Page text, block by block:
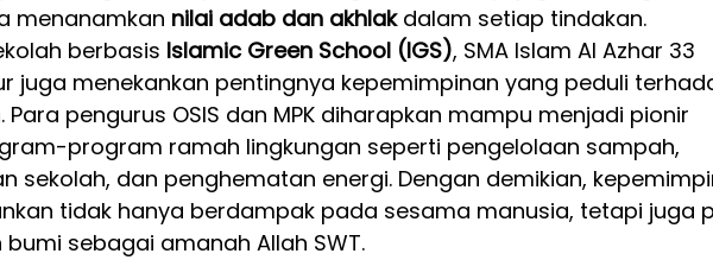
menanamkan nilai adab dan akhlak dalam setiap tindakan.
berbasis Islamic Green School (IGS), SMA Islam Al Azhar 33
juga menekankan pentingnya kepemimpinan yang peduli
Para pengurus OSIS dan MPK diharapkan mampu menjadi pionir
program ramah lingkungan seperti pengelolaan sampah,
sekolah, dan penghematan energi. Dengan demikian,
tidak hanya berdampak pada sesama manusia, tetapi juga
bumi sebagai amanah Allah SWT.